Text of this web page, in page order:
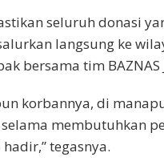
seluruh donasi
langsung ke
bersama tim BAZNAS
korbannya, di
membutuhkan
hadir,” tegasnya.